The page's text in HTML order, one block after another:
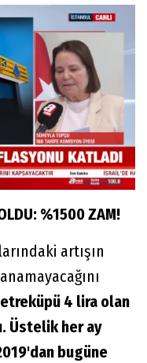
%1500 ZAM!
artışın
4 lira olan
Üstelik her ay
bugüne